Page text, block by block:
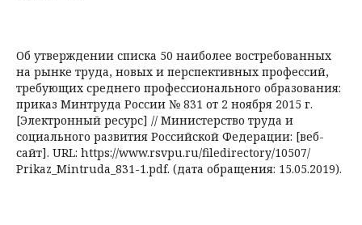
Об утверждении списка 50 наиболее востребованных
на рынке труда, новых и перспективных профессий,
требующих среднего профессионального образования:
приказ Минтруда России № 831 от 2 ноября 2015 г.
[Электронный ресурс] // Министерство труда и
социального развития Российской Федерации: [веб-
сайт]. URL: https://www.rsvpu.ru/filedirectory/10507/
Prikaz_Mintruda_831-1.pdf. (дата обращения: 15.05.2019).